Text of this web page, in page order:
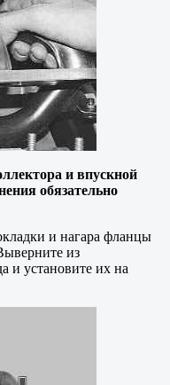
и впускной
обязательно
и нагара фланцы
из
и установите их на